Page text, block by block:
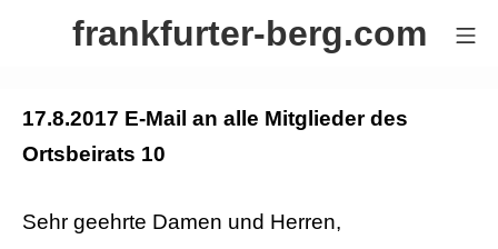
frankfurter-berg.com
17.8.2017 E-Mail an alle Mitglieder des
Ortsbeirats 10
Sehr geehrte Damen und Herren,